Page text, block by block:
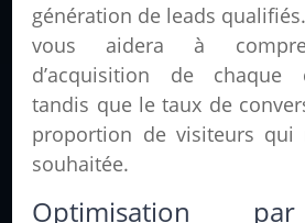
génération de leads
vous aidera à
d’acquisition de chaque
tandis que le taux de
proportion de visiteurs qui
souhaitée.
Optimisation